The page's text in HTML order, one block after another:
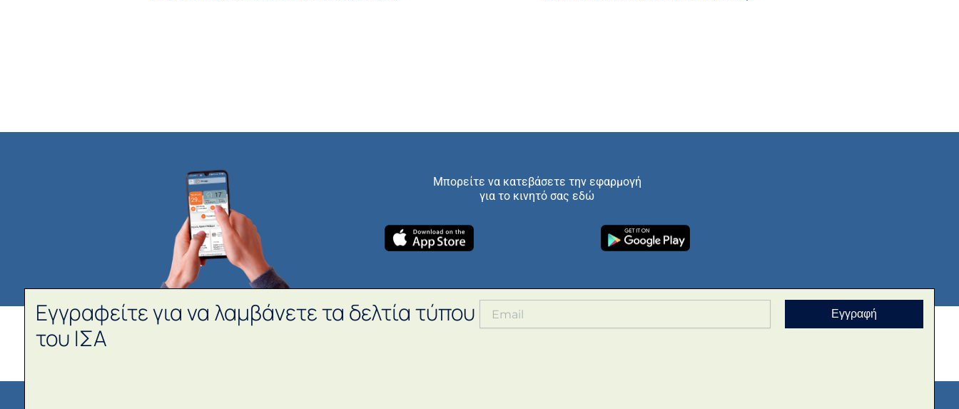
Μπορείτε να κατεβάσετε την εφαρμογή
για το κινητό σας εδώ
Εγγραφείτε για να λαμβάνετε τα δελτία τύπου
του ΙΣΑ
Εγγραφή